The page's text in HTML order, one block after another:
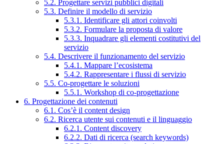
5.2. Progettare servizi pubblici digitali
5.3. Definire il modello di servizio
5.3.1. Identificare gli attori coinvolti
5.3.2. Formulare la proposta di valore
5.3.3. Inquadrare gli elementi costitutivi del
servizio
5.4. Descrivere il funzionamento del servizio
5.4.1. Mappare l’ecosistema
5.4.2. Rappresentare i flussi di servizio
5.5. Co-progettare le soluzioni
5.5.1. Workshop di co-progettazione
6. Progettazione dei contenuti
6.1. Cos’è il content design
6.2. Ricerca utente sui contenuti e il linguaggio
6.2.1. Content discovery
6.2.2. Dati di ricerca (search keywords)